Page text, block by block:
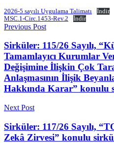
2026-5 sayılı Uygulama Talimatı
İndir
MSC.1-Circ.1453-Rev.2
İndir
Previous Post
Sirküler: 115/26 Sayılı,
Tamamlayıcı Kurumlar
Değişimine İlişkin Çok
Anlaşmasının İlişik
Hakkında Karar” konulu
Next Post
Sirküler: 117/26 Sayılı,
Zekâ Zirvesi” konulu